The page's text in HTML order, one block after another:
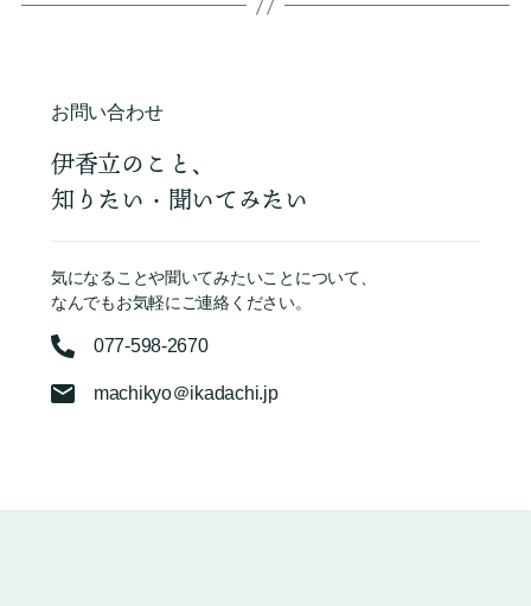
お問い合わせ
伊香立のこと、
知りたい・聞いてみたい
気になることや聞いてみたいことについて、
なんでもお気軽にご連絡ください。
077-598-2670
machikyo＠ikadachi.jp